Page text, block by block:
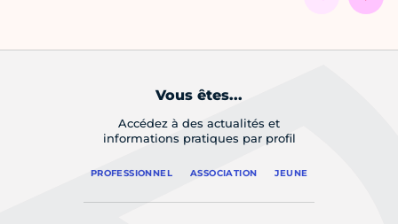
Vous êtes...
Accédez à des actualités et
informations pratiques par profil
PROFESSIONNEL ASSOCIATION JEUNE